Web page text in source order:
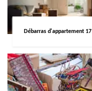
Débarras d'appartement 17